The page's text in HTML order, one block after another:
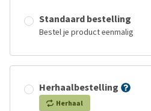
Standaard bestelling
Bestel je product eenmalig
Herhaalbestelling
Herhaal